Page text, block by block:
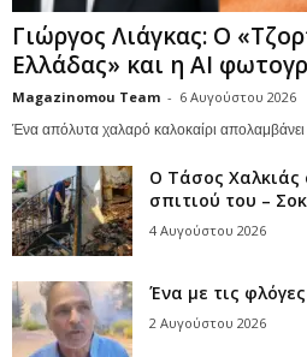
Γιώργος Λιάγκας: Ο
Ελλάδας» και η AI
Magazinomou Team - 6 Αυγούστου 2026
Ένα απόλυτα χαλαρό καλοκαίρι απολαμβάνει
Ο Τάσος
σπιτιού του –
4 Αυγούστου 2026
Ένα με τις
2 Αυγούστου 2026